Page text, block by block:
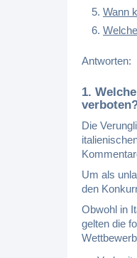
Wann
Antworten:
1.
Die
Um als
den
Obwohl in
gelten die